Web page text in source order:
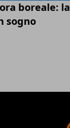
boreale:
sogno